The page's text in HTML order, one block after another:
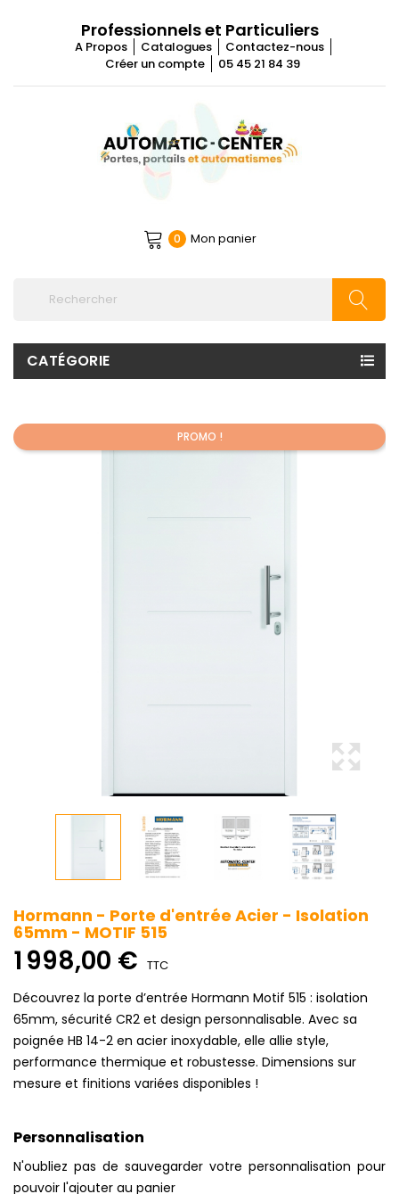
Professionnels et Particuliers
A Propos Catalogues
Contactez-nous
Créer un compte
05 45 21 84 39
0 Mon panier
CATÉGORIE
PROMO !
Promo !
Hormann - Porte d'entrée Acier - Isolation
65mm - MOTIF 515
1 998,00 € TTC
Découvrez la porte d’entrée Hormann Motif 515 : isolation
65mm, sécurité CR2 et design personnalisable. Avec sa
poignée HB 14-2 en acier inoxydable, elle allie style,
performance thermique et robustesse. Dimensions sur
mesure et finitions variées disponibles !
Personnalisation
N'oubliez pas de sauvegarder votre personnalisation pour
pouvoir l'ajouter au panier